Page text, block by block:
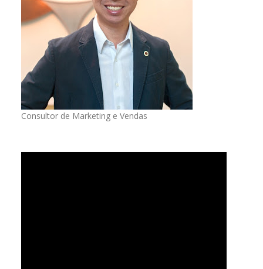
Consultor de Marketing e Vendas